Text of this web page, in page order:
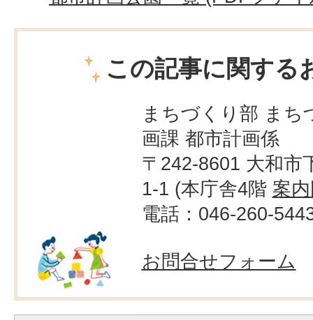
この記事に関する
まちづくり部 まち
画課 都市計画係
〒242-8601 大和市
1-1 (本庁舎4階 案
電話：046-260-
お問合せフォーム